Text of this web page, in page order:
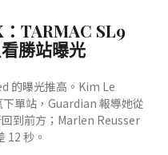
TARMAC SL9
勝站曝光
的曝光推高。Kim Le
單站，Guardian 報導她從
到前方；Marlen Reusser
12 秒。